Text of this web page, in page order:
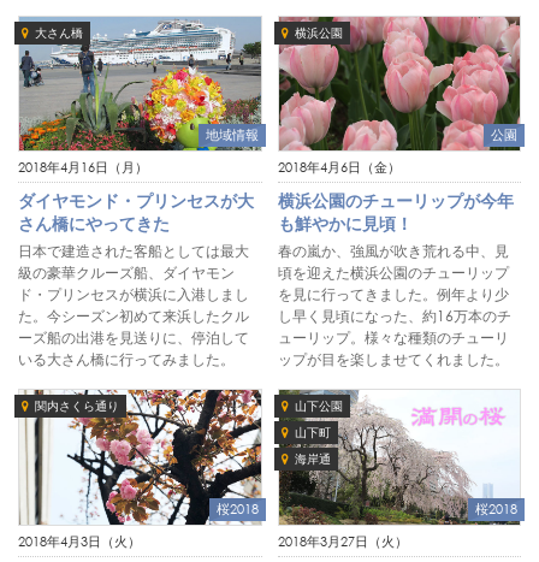
大さん橋
地域情報
2018年4月16日（月）
ダイヤモンド・プリンセスが大
さん橋にやってきた
日本で建造された客船としては最大
級の豪華クルーズ船、ダイヤモン
ド・プリンセスが横浜に入港しまし
た。今シーズン初めて来浜したクル
ーズ船の出港を見送りに、停泊して
いる大さん橋に行ってみました。
横浜公園
公園
2018年4月6日（金）
横浜公園のチューリップが今年
も鮮やかに見頃！
春の嵐か、強風が吹き荒れる中、見
頃を迎えた横浜公園のチューリップ
を見に行ってきました。例年より少
し早く見頃になった、約16万本のチ
ューリップ。様々な種類のチューリ
ップが目を楽しませてくれました。
関内さくら通り
桜2018
2018年4月3日（火）
山下公園
山下町
海岸通
桜2018
2018年3月27日（火）